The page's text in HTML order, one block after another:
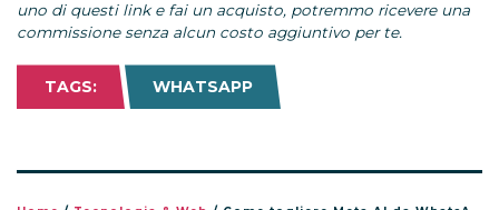
uno di questi link e fai un acquisto, potremmo ricevere una
commissione senza alcun costo aggiuntivo per te.
TAGS: WHATSAPP